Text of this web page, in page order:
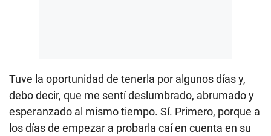
Tuve la oportunidad de tenerla por algunos días y,
debo decir, que me sentí deslumbrado, abrumado y
esperanzado al mismo tiempo. Sí. Primero, porque a
los días de empezar a probarla caí en cuenta en su